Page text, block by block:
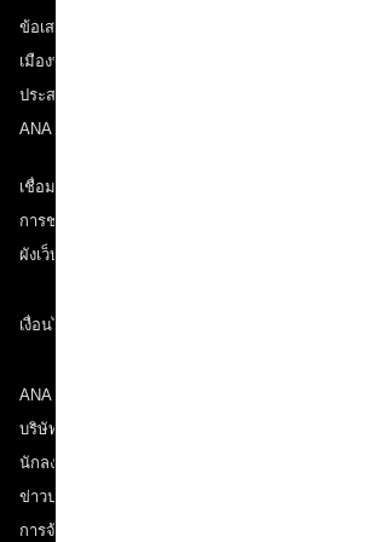
ข้อเสนอและประกาศ
เมืองที่เราเดินทางไป
ประสบการณ์ ANA
ANA Mileage Club
เชื่อมต่อกับ ANA
การช่วยเหลือด้านเทคนิค (ความสามารถในการเข้าถึง)
ผังเว็บไซต์
เงื่อนไขการขนส่ง
ANA Group
บริษัทในเครือ
นักลงทุนสัมพันธ์
ข่าวประชาสัมพันธ์
การจ้างงาน